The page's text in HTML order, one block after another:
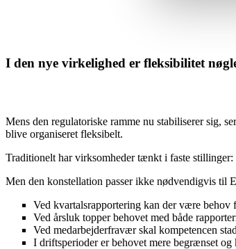
I den nye virkelighed er fleksibilitet
Mens den regulatoriske ramme nu stabiliserer sig,
blive organiseret fleksibelt.
Traditionelt har virksomheder tænkt i faste stillinger:
Men den konstellation passer ikke nødvendigvis til
Ved kvartalsrapportering kan der være behov
Ved årsluk topper behovet med både
Ved medarbejderfraværskal kompetencen
I driftsperioderer behovet mere begrænset og